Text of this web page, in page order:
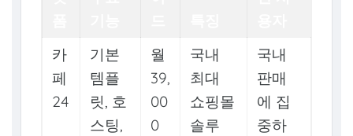
카
페
24
기본
템플
릿, 호
스팅,
월
39,
00
0
국내
최대
쇼핑몰
솔루
국내
판매
에 집
중하